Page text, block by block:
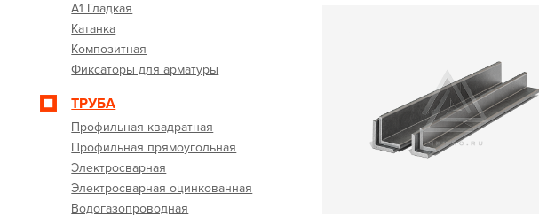
А1 Гладкая
Катанка
Композитная
Фиксаторы для арматуры
ТРУБА
Профильная квадратная
Профильная прямоугольная
Электросварная
Электросварная оцинкованная
Водогазопроводная